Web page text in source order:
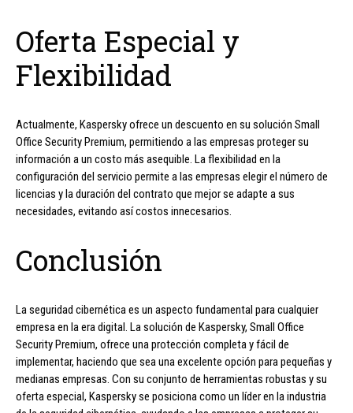
Oferta Especial y
Flexibilidad
Actualmente, Kaspersky ofrece un descuento en su solución Small
Office Security Premium, permitiendo a las empresas proteger su
información a un costo más asequible. La flexibilidad en la
configuración del servicio permite a las empresas elegir el número de
licencias y la duración del contrato que mejor se adapte a sus
necesidades, evitando así costos innecesarios.
Conclusión
La seguridad cibernética es un aspecto fundamental para cualquier
empresa en la era digital. La solución de Kaspersky, Small Office
Security Premium, ofrece una protección completa y fácil de
implementar, haciendo que sea una excelente opción para pequeñas y
medianas empresas. Con su conjunto de herramientas robustas y su
oferta especial, Kaspersky se posiciona como un líder en la industria